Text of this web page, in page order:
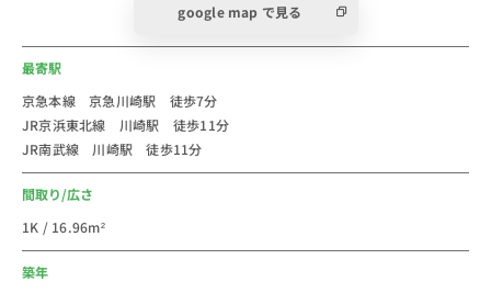
川駅まで約10分、ターミナル駅の横浜駅まで約8分で行
くことができます。徒歩圏内には東海道本線・川崎駅も
位置しており、用途によって使い分けることができま
す。
京急川崎駅周辺には、ウィングキッチン 京急、川崎ラ
ゾーナ川崎プラザが代表するショッピングセンター、ア
トレ川崎、川崎アゼリア、川崎モアーズ、ラ チッタデ
ッラ、川崎ルフロン、川崎ダイス、ミューザ川崎があり
ます。飲食店は、天龍 銀座街店、松の樹、磯丸水産 京
google map で見る
最寄駅
京急本線 京急川崎駅 徒歩7分
JR京浜東北線 川崎駅 徒歩11分
JR南武線 川崎駅 徒歩11分
間取り/広さ
1K / 16.96m²
築年